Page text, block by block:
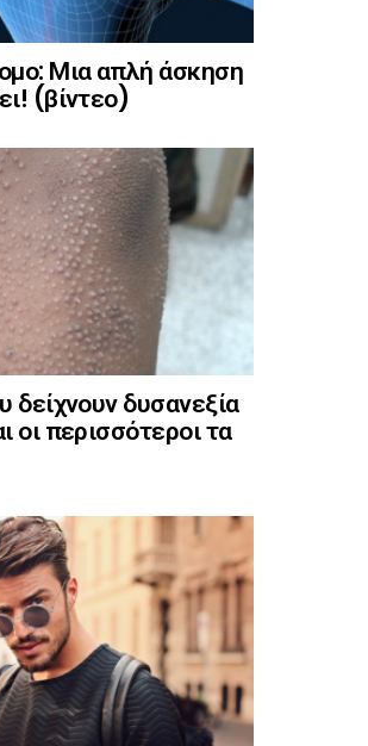
Μια απλή άσκηση
(βίντεο)
δείχνουν δυσανεξία
οι περισσότεροι τα